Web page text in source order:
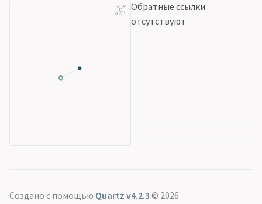
Обратные ссылки
отсутствуют
Создано с помощью Quartz v4.2.3 © 2026